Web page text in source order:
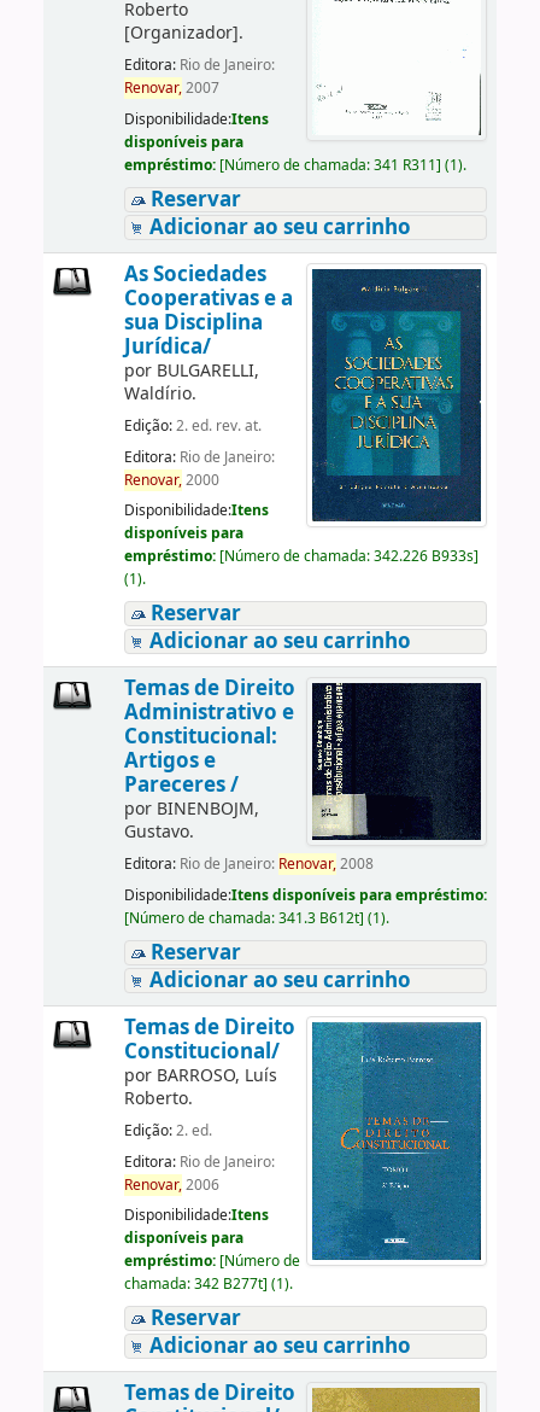
Roberto
[Organizador].
Editora: Rio de Janeiro:
Renovar,2007
Disponibilidade:Itens
disponíveis para
empréstimo: [Número de chamada:341 R311] (1).
Reservar
Adicionar ao seu carrinho
As Sociedades
Cooperativas e a
sua Disciplina
Jurídica/
por BULGARELLI,
Waldírio.
Edição:2. ed. rev. at.
Editora: Rio de Janeiro:
Renovar,2000
Disponibilidade:Itens
disponíveis para
empréstimo: [Número de chamada:342.226 B933s]
(1).
Reservar
Adicionar ao seu carrinho
Temas de Direito
Administrativo e
Constitucional:
Artigos e
Pareceres /
por BINENBOJM,
Gustavo.
Editora: Rio de Janeiro: Renovar,2008
Disponibilidade:Itens disponíveis para empréstimo:
[Número de chamada:341.3 B612t] (1).
Reservar
Adicionar ao seu carrinho
Temas de Direito
Constitucional/
por BARROSO, Luís
Roberto.
Edição:2. ed.
Editora: Rio de Janeiro:
Renovar,2006
Disponibilidade:Itens
disponíveis para
empréstimo: [Número de
chamada:342 B277t] (1).
Reservar
Adicionar ao seu carrinho
Temas de Direito